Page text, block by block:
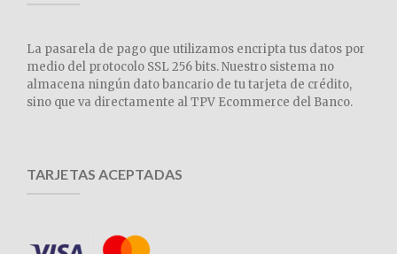
La pasarela de pago que utilizamos encripta tus datos por
medio del protocolo SSL 256 bits. Nuestro sistema no
almacena ningún dato bancario de tu tarjeta de crédito,
sino que va directamente al TPV Ecommerce del Banco.
TARJETAS ACEPTADAS